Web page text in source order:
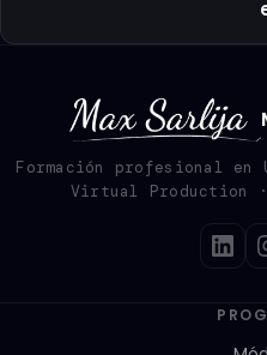
Formación profesional en
Virtual Production ·